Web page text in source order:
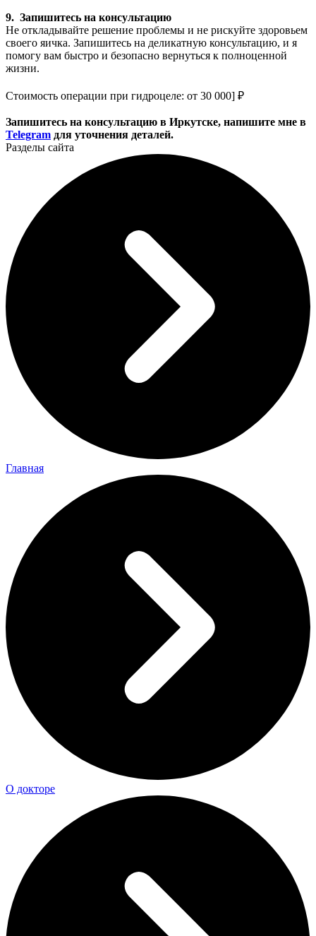
9. Запишитесь на консультацию
Не откладывайте решение проблемы и не рискуйте здоровьем
своего яичка. Запишитесь на деликатную консультацию, и я
помогу вам быстро и безопасно вернуться к полноценной
жизни.
Стоимость операции при гидроцеле: от 30 000] ₽
Запишитесь на консультацию в Иркутске, напишите мне в
Telegram для уточнения деталей.
Разделы сайта
Главная
О докторе